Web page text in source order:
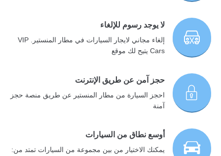
لا يوجد رسوم للإلغاء
إلغاء مجاني لايجار السيارات في مطار المنستير. VIP
Cars يتيح لك موقع
حجز آمن عن طريق الإنترنت
احجز السيارة من مطار المنستير عن طريق منصة حجز
آمنة
أوسع نطاق من السيارات
يمكنك الاختيار من بين مجموعة من السيارات تمتد من: